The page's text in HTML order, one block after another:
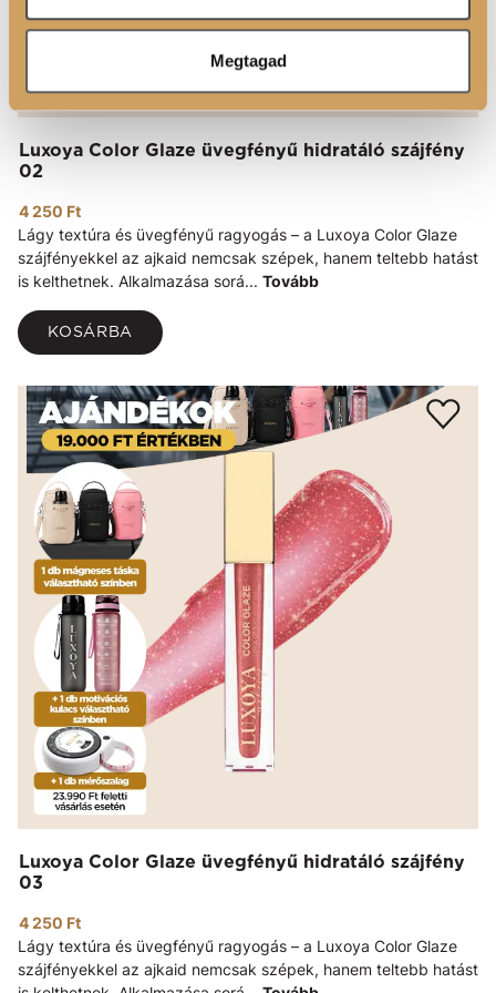
Megtagad
Luxoya Color Glaze üvegfényű hidratáló szájfény
02
4 250 Ft
Lágy textúra és üvegfényű ragyogás – a Luxoya Color Glaze
szájfényekkel az ajkaid nemcsak szépek, hanem teltebb hatást
is kelthetnek. Alkalmazása sorá... Tovább
KOSÁRBA
Luxoya Color Glaze üvegfényű hidratáló szájfény
03
4 250 Ft
Lágy textúra és üvegfényű ragyogás – a Luxoya Color Glaze
szájfényekkel az ajkaid nemcsak szépek, hanem teltebb hatást